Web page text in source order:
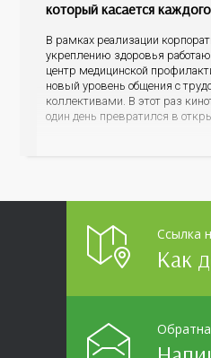
который касается
В рамках реализации
укреплению здоровья
центр медицинской
новый уровень общения с
коллективами. В этот раз
один день превратился в
Ссылка
Как